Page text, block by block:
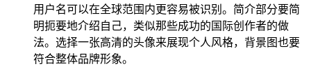
用户名可以在全球范围内更容易被识别。简介部分要简
明扼要地介绍自己，类似那些成功的国际创作者的做
法。选择一张高清的头像来展现个人风格，背景图也要
符合整体品牌形象。